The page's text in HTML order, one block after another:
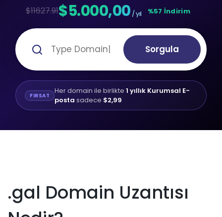
$11627.91$5.000,00 / yıl %57 İndirim
Sorgula
FIRSAT Her domain ile birlikte 1 yıllık Kurumsal E-
posta sadece $2,99
.gal Domain Uzantısı